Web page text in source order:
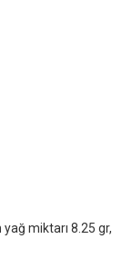
miktarı 8.25 gr,